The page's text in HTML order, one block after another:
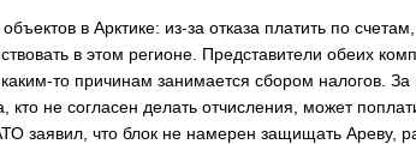
в Арктике: из-за отказа платить по
в этом регионе. Представители обеих
то причинам занимается сбором налогов.
кто не согласен делать отчисления, может
заявил, что блок не намерен защищать Ареву,